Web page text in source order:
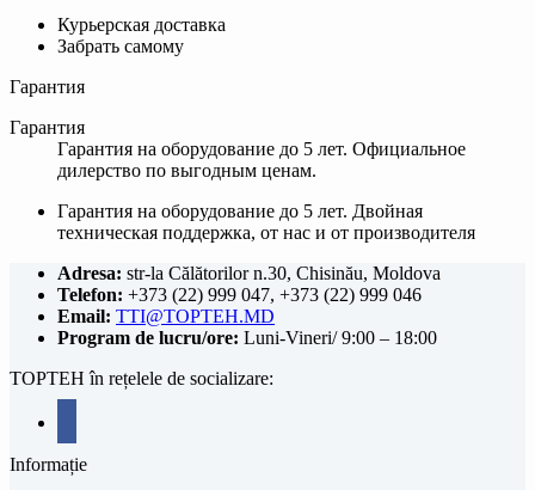
Курьерская доставка
Забрать самому
Гарантия
Гарантия
Гарантия на оборудование до 5 лет. Официальное
дилерство по выгодным ценам.
Гарантия на оборудование до 5 лет. Двойная
техническая поддержка, от нас и от производителя
Adresa: str-la Călătorilor n.30, Chisinău, Moldova
Telefon: +373 (22) 999 047, +373 (22) 999 046
Email: TTI@TOPTEH.MD
Program de lucru/ore: Luni-Vineri/ 9:00 – 18:00
TOPTEH în rețelele de socializare:
Informație